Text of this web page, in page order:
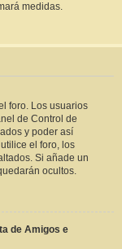
medidas.
foro. Los usuarios
de Control de
y poder así
el foro, los
Si añade un
ocultos.
de Amigos e